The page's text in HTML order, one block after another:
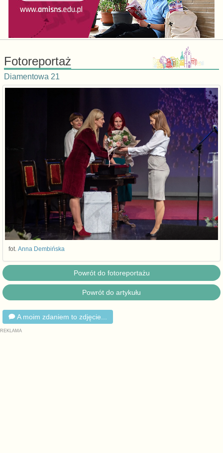
Fotoreportaż
Diamentowa 21
fot. Anna Dembińska
Powrót do fotoreportażu
Powrót do artykułu
A moim zdaniem to zdjęcie...